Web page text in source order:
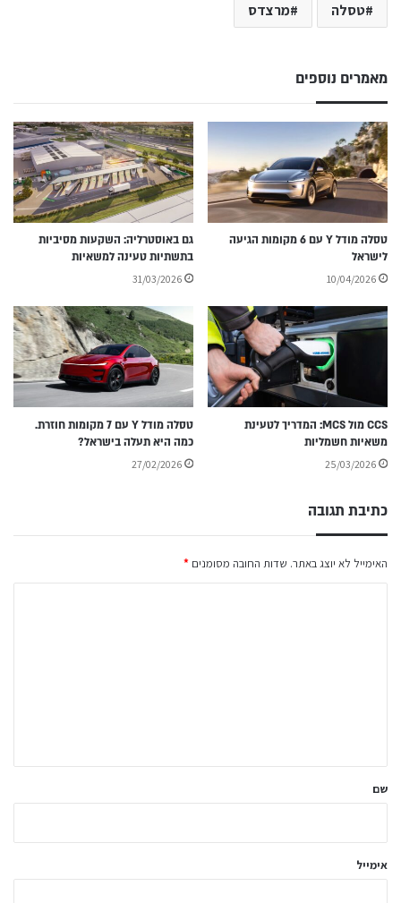
טסלה מרצדס
מאמרים נוספים
טסלה מודל Y עם 6 מקומות הגיעה
לישראל
10/04/2026
גם באוסטרליה: השקעות מסיביות
בתשתיות טעינה למשאיות
31/03/2026
CCS מול MCS: המדריך לטעינת
משאיות חשמליות
25/03/2026
טסלה מודל Y עם 7 מקומות חוזרת.
כמה היא תעלה בישראל?
27/02/2026
כתיבת תגובה
האימייל לא יוצג באתר. שדות החובה מסומנים *
ל
שם
אימייל